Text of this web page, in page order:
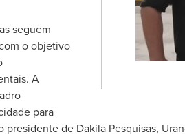
seguem
o objetivo
A
para
de Dakila Pesquisas,